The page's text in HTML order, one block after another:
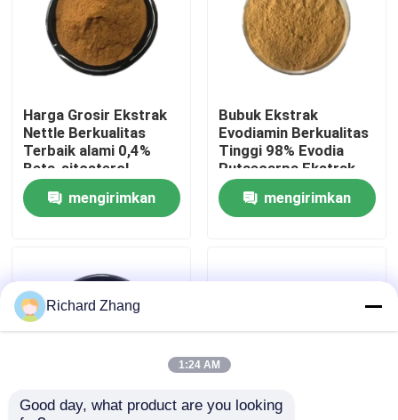
Tentang kami
Tur Pabrik
Kontrol Kualitas
Hubungi Kami
bubuk ekstrak tumbuhan
Bubuk Makanan Super
Bahan Baku Kosmetik
Harga Grosir Ekstrak
Nettle Berkualitas
Terbaik alami 0,4%
Beta-sitosterol
Powder
mengirimkan
Bubuk Ekstrak
Evodiamin Berkualitas
Tinggi 98% Evodia
Rutaecarpa Ekstrak
Wu Zhu Yu
mengirimkan
Richard Zhang
1:24 AM
Good day, what product are you looking